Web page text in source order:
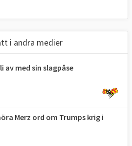
i andra medier
av med sin slagpåse
Merz ord om Trumps krig i